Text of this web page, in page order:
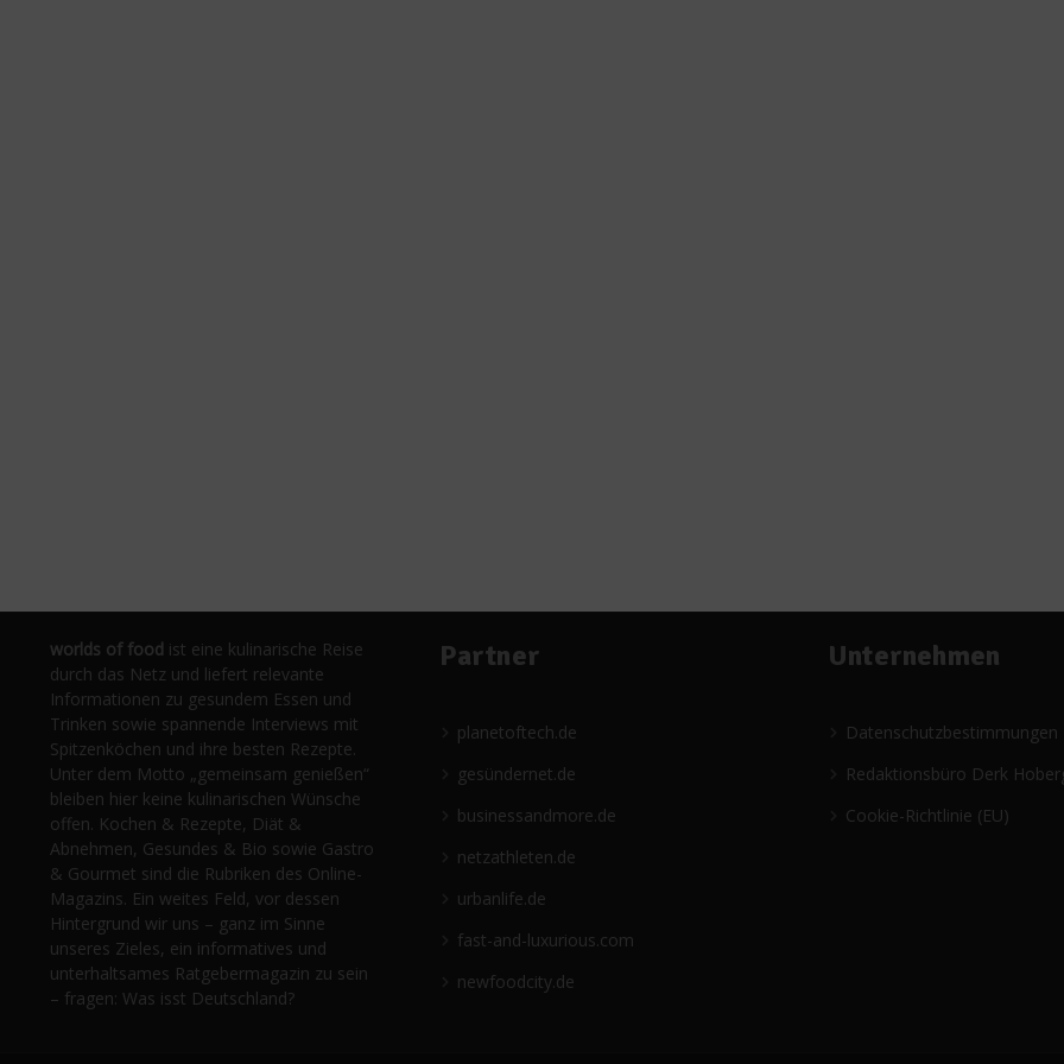
worlds of food ist eine kulinarische Reise
durch das Netz und liefert relevante
Informationen zu gesundem Essen und
Trinken sowie spannende Interviews mit
Spitzenköchen und ihre besten Rezepte.
Unter dem Motto „gemeinsam genießen“
bleiben hier keine kulinarischen Wünsche
offen. Kochen & Rezepte, Diät &
Abnehmen, Gesundes & Bio sowie Gastro
& Gourmet sind die Rubriken des Online-
Magazins. Ein weites Feld, vor dessen
Hintergrund wir uns – ganz im Sinne
unseres Zieles, ein informatives und
unterhaltsames Ratgebermagazin zu sein
– fragen: Was isst Deutschland?
Partner
planetoftech.de
gesündernet.de
businessandmore.de
netzathleten.de
urbanlife.de
fast-and-luxurious.com
newfoodcity.de
Unternehmen
Datenschutzbestimmungen
Redaktionsbüro Derk
Cookie-Richtlinie (EU)